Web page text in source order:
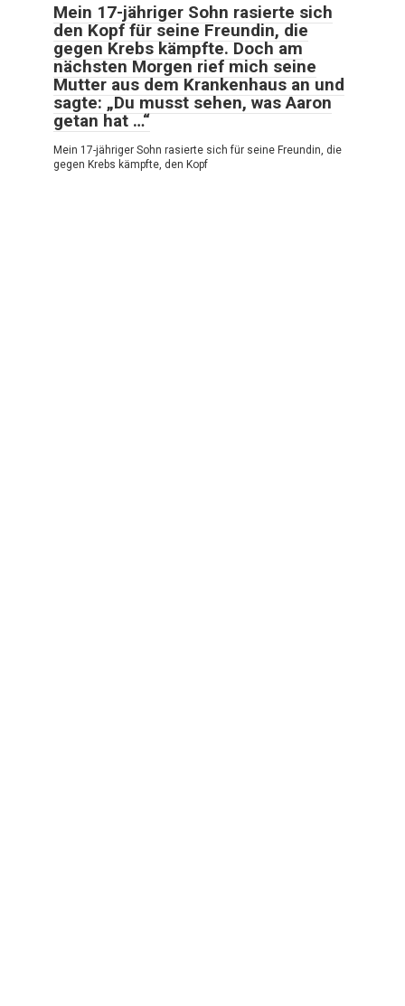
Mein 17-jähriger Sohn rasierte sich
den Kopf für seine Freundin, die
gegen Krebs kämpfte. Doch am
nächsten Morgen rief mich seine
Mutter aus dem Krankenhaus an und
sagte: „Du musst sehen, was Aaron
getan hat …“
Mein 17-jähriger Sohn rasierte sich für seine Freundin, die
gegen Krebs kämpfte, den Kopf